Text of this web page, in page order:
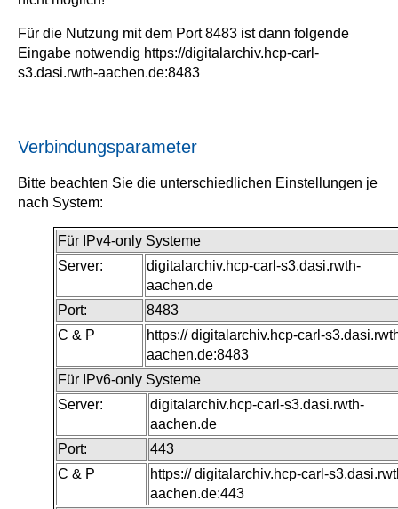
Für die Nutzung mit dem Port 8483 ist dann folgende
Eingabe notwendig https://digitalarchiv.hcp-carl-
s3.dasi.rwth-aachen.de:8483
Verbindungsparameter
Bitte beachten Sie die unterschiedlichen Einstellungen je
nach System:
Für IPv4-only Systeme
Server:
digitalarchiv.hcp-carl-s3.dasi.rwth-
aachen.de
Port:
8483
C & P
https:// digitalarchiv.hcp-carl-
aachen.de:8483
Für IPv6-only Systeme
Server:
digitalarchiv.hcp-carl-s3.dasi.rwth-
aachen.de
Port:
443
C & P
https:// digitalarchiv.hcp-carl-
aachen.de:443